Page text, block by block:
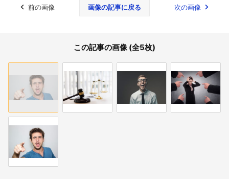
前の画像 画像の記事に戻る 次の画像
この記事の画像 (全5枚)